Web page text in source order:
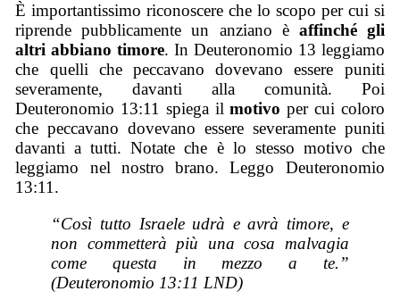
È importantissimo riconoscere che lo scopo per cui si
riprende pubblicamente un anziano è affinché gli
altri abbiano timore. In Deuteronomio 13 leggiamo
che quelli che peccavano dovevano essere puniti
severamente, davanti alla comunità. Poi
Deuteronomio 13:11 spiega ilmotivo per cui coloro
che peccavano dovevano essere severamente puniti
davanti a tutti. Notate che è lo stesso motivo che
leggiamo nel nostro brano. Leggo Deuteronomio
13:11.
“Così tutto Israele udrà e avrà timore, e
non commetterà più una cosa malvagia
come questa in mezzo a te.”
(Deuteronomio 13:11 LND)